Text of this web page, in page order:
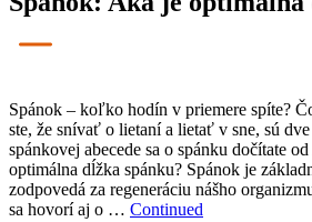
Spánok – koľko hodín v priemere spíte?
ste, že snívať o lietaní a lietať v sne, sú
spánkovej abecede sa o spánku dočítate
optimálna dĺžka spánku? Spánok je
zodpovedá za regeneráciu nášho
sa hovorí aj o … Continued